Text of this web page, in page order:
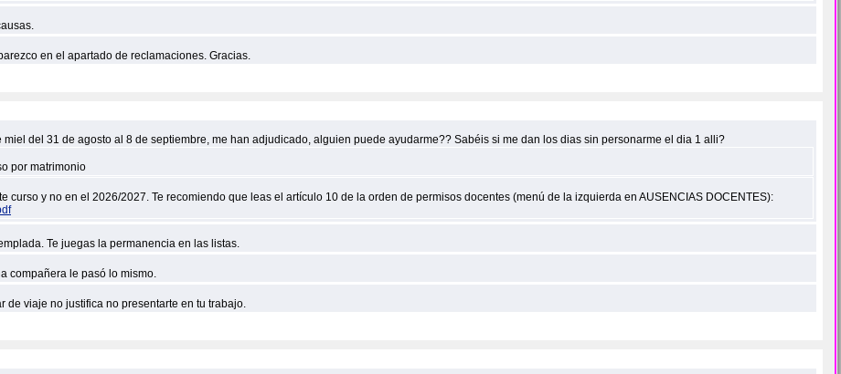
en el apartado de reclamaciones. Gracias.
del 31 de agosto al 8 de septiembre, me han adjudicado, alguien puede ayudarme?? Sabéis si me dan los dias sin personarme el dia 1 alli?
por matrimonio
curso y no en el 2026/2027. Te recomiendo que leas el artículo 10 de la orden de permisos docentes (menú de la izquierda en AUSENCIAS DOCENTES):
Te juegas la permanencia en las listas.
compañera le pasó lo mismo.
de viaje no justifica no presentarte en tu trabajo.